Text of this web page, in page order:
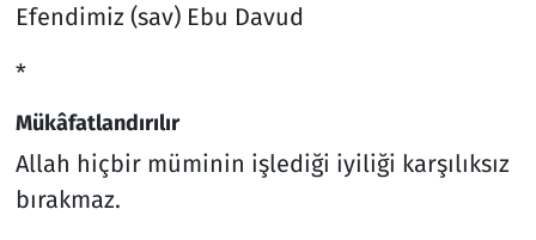
Efendimiz (sav) Ebu Davud
*
Mükâfatlandırılır
Allah hiçbir müminin işlediği iyiliği karşılıksız
bırakmaz.